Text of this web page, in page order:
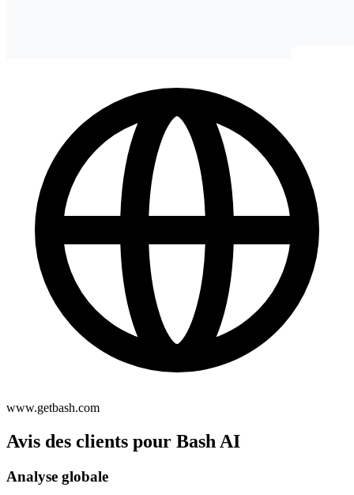
www.getbash.com
Avis des clients pour Bash AI
Analyse globale